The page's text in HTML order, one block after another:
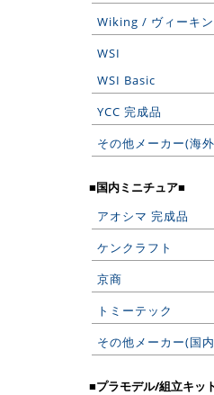
Wiking / ヴィーキ
WSI
WSI Basic
YCC 完成品
その他メーカー(海
■国内ミニチュア■
アオシマ 完成品
ケンクラフト
京商
トミーテック
その他メーカー(国
■プラモデル/組立キッ